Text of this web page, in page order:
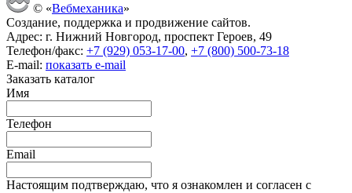
© «Вебмеханика»
Создание, поддержка и продвижение сайтов.
Адрес: г. Нижний Новгород, проспект Героев, 49
Телефон/факс: +7 (929) 053-17-00, +7 (800) 500-73-18
E-mail: показать e-mail
Заказать каталог
Имя
Телефон
Email
Настоящим подтверждаю, что я ознакомлен и согласен с